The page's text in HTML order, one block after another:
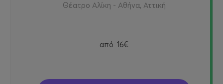
Θέατρο Αλίκη - Αθήνα, Αττική
από 16€